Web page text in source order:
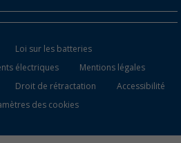
Loi sur les batteries
électriques
Mentions légales
Droit de rétractation
Accessibilité
des cookies